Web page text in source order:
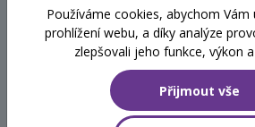
šablony
Studium pro
poradce -
Používáme cookies, abychom
prohlížení webu, a díky analýze
zlepšovali jeho funkce, výkon
Přijmout vše